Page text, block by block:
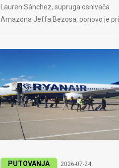
Lauren Sánchez, supruga osnivača
Amazona Jeffa Bezosa, ponovo je
PUTOVANJA 2026-07-24